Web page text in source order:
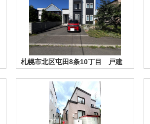
札幌市北区屯田8条10丁目 戸建